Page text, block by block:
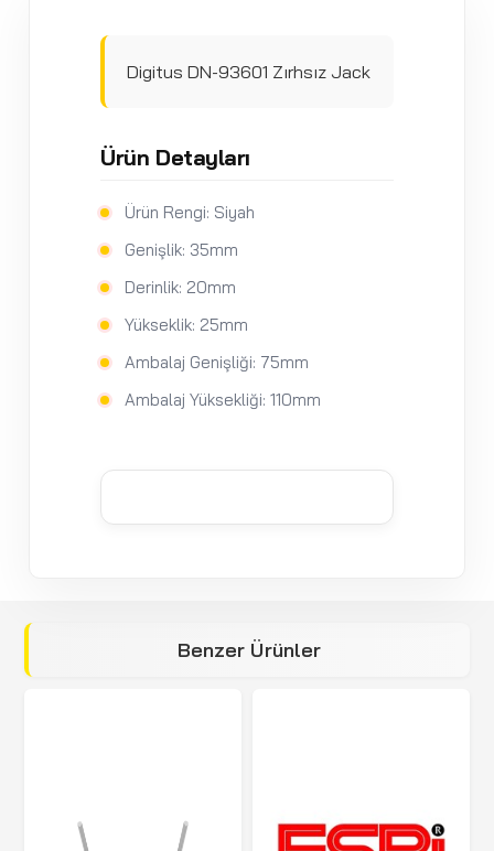
Digitus DN-93601 Zırhsız Jack
Ürün Detayları
Ürün Rengi: Siyah
Genişlik: 35mm
Derinlik: 20mm
Yükseklik: 25mm
Ambalaj Genişliği: 75mm
Ambalaj Yüksekliği: 110mm
Benzer Ürünler